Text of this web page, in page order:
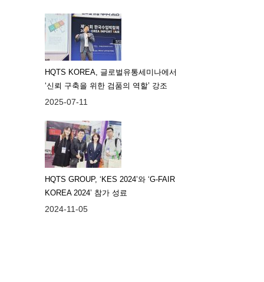
HQTS KOREA, 글로벌유통세미나에서
‘신뢰 구축을 위한 검품의 역할’ 강조
2025-07-11
HQTS GROUP, ‘KES 2024’와 ‘G-FAIR
KOREA 2024’ 참가 성료
2024-11-05